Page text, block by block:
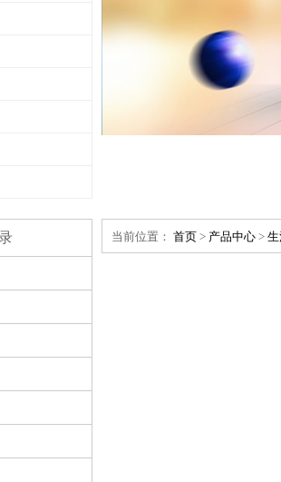
当前位置： 首页 > 产品中心 >